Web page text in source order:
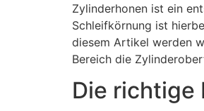
Zylinderhonen ist ein
Schleifkörnung ist
diesem Artikel werden
Bereich die
Die richtige